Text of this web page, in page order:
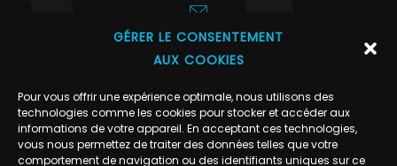
GÉRER LE CONSENTEMENT
AUX COOKIES
Pour vous offrir une expérience optimale, nous utilisons des
technologies comme les cookies pour stocker et accéder aux
informations de votre appareil. En acceptant ces technologies,
vous nous permettez de traiter des données telles que votre
comportement de navigation ou des identifiants uniques sur ce
contact@lebreut-expertise.fr
A propos
Mentions légales
Données personnelles